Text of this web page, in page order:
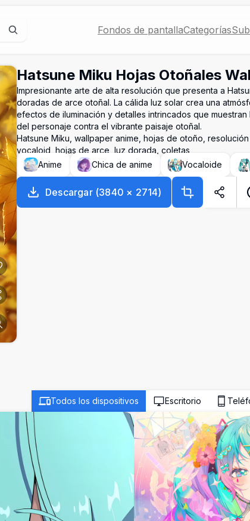
Fondos de pantallaCategorías
Hatsune Miku Hojas Otoñales
Impresionante arte de alta resolución que presenta a
doradas de arce otoñal. La cálida luz solar crea una
efectos de iluminación y detalles intrincados que
del personaje contra el vibrante paisaje otoñal.
Hatsune Miku, wallpaper anime, hojas de otoño,
vocaloid, hojas de arce, luz dorada, coletas
Anime
Chica de anime Vocaloide
Descargar(3840 × 2714)
Todos los dispositivos Escritorio